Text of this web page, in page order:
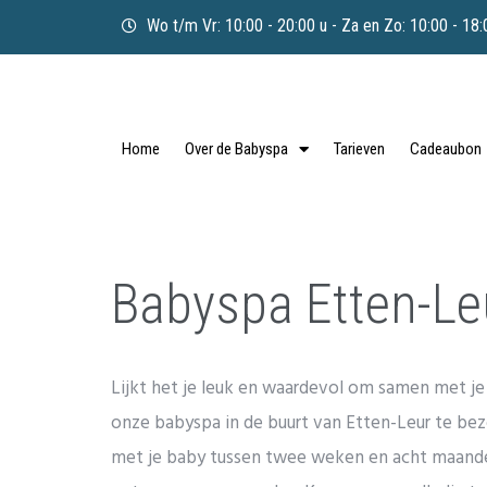
Wo t/m Vr: 10:00 - 20:00 u - Za en Zo: 10:00 -
Home Over de Babyspa Tarieven Cadeaubon
Babyspa Etten-
Lijkt het je leuk en waardevol om samen met
onze babyspa in de buurt van Etten-Leur te
met je baby tussen twee weken en acht